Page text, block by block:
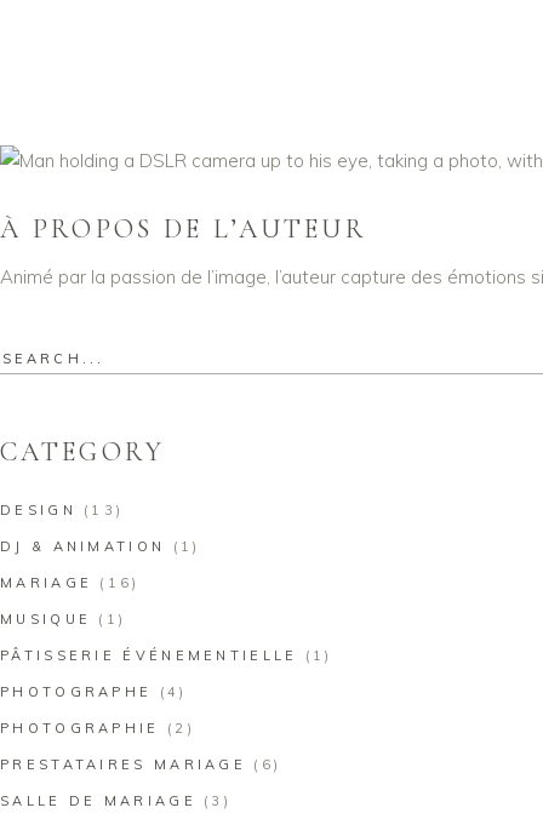
À PROPOS DE L’AUTEUR
Animé par la passion de l’image, l’auteur capture des
Search
CATEGORY
DESIGN (13)
DJ & ANIMATION (1)
MARIAGE (16)
MUSIQUE (1)
PÂTISSERIE ÉVÉNEMENTIELLE (1)
PHOTOGRAPHE (4)
PHOTOGRAPHIE (2)
PRESTATAIRES MARIAGE (6)
SALLE DE MARIAGE (3)